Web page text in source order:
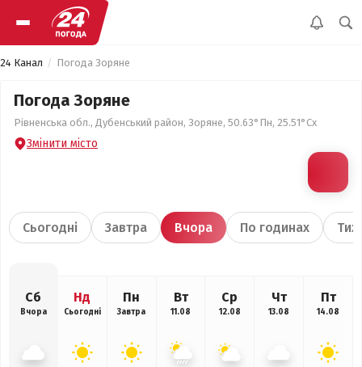
24 Канал Погода Зоряне
Погода Зоряне
Рівненська обл., Дубенський район, Зоряне, 50.63°Пн, 25.51°Сх
Змінити місто
Сьогодні Завтра Вчора По годинах
Сб
Вчора
Нд
Сьогодні
Пн
Завтра
Вт
11.08
Ср
12.08
Чт
13.08
Пт
14.08